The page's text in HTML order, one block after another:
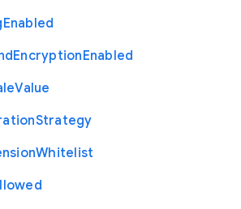
Enabled
EncryptionEnabled
Value
Strategy
Whitelist